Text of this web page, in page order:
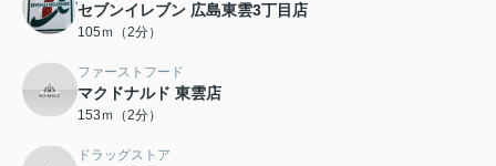
セブンイレブン 広島東雲3丁目店
105ｍ（2分）
ファーストフード
マクドナルド 東雲店
153ｍ（2分）
ドラッグストア